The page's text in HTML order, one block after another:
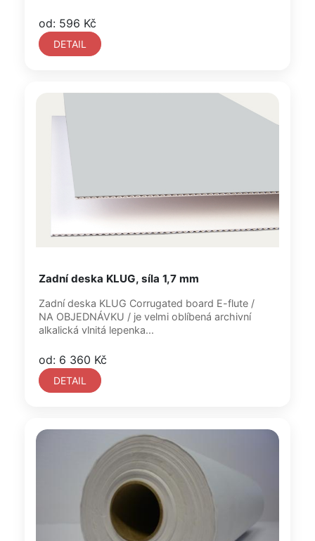
od: 596 Kč
DETAIL
Zadní deska KLUG, síla 1,7 mm
Zadní deska KLUG Corrugated board E-flute /
NA OBJEDNÁVKU / je velmi oblíbená archivní
alkalická vlnitá lepenka...
od: 6 360 Kč
DETAIL